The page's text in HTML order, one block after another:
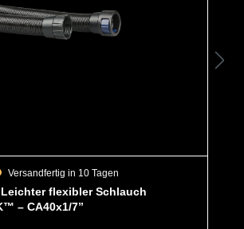
Versandfertig in 10 Tagen
flexibler Schlauch
– CA40x1/7”